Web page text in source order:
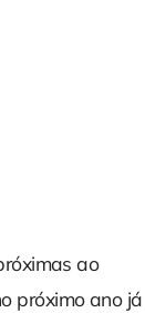
ao
próximo ano já